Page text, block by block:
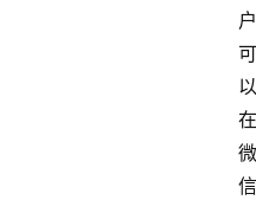
户
可
以
在
微
信